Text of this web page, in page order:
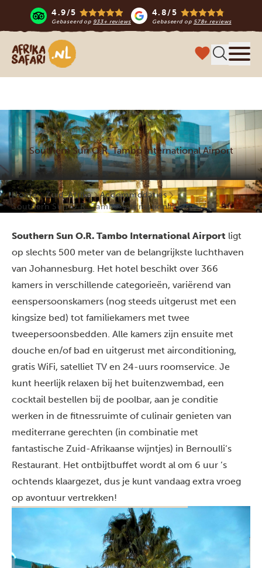
4.9/5
Gebaseerd op 933+ reviews
4.8/5
Gebaseerd op 578+ reviews
Afrika safari
Southern Sun O.R. Tambo International Airport
Home Zuid-Afrika
Accommodaties
Southern Sun O.R. Tambo International Airport
Southern Sun O.R. Tambo International Airport ligt
op slechts 500 meter van de belangrijkste luchthaven
van Johannesburg. Het hotel beschikt over 366
kamers in verschillende categorieën, variërend van
eenspersoonskamers (nog steeds uitgerust met een
kingsize bed) tot familiekamers met twee
tweepersoonsbedden. Alle kamers zijn ensuite met
douche en/of bad en uitgerust met airconditioning,
gratis WiFi, satelliet TV en 24-uurs roomservice. Je
kunt heerlijk relaxen bij het buitenzwembad, een
cocktail bestellen bij de poolbar, aan je conditie
werken in de fitnessruimte of culinair genieten van
mediterrane gerechten (in combinatie met
fantastische Zuid-Afrikaanse wijntjes) in Bernoulli’s
Restaurant. Het ontbijtbuffet wordt al om 6 uur ’s
ochtends klaargezet, dus je kunt vandaag extra vroeg
op avontuur vertrekken!